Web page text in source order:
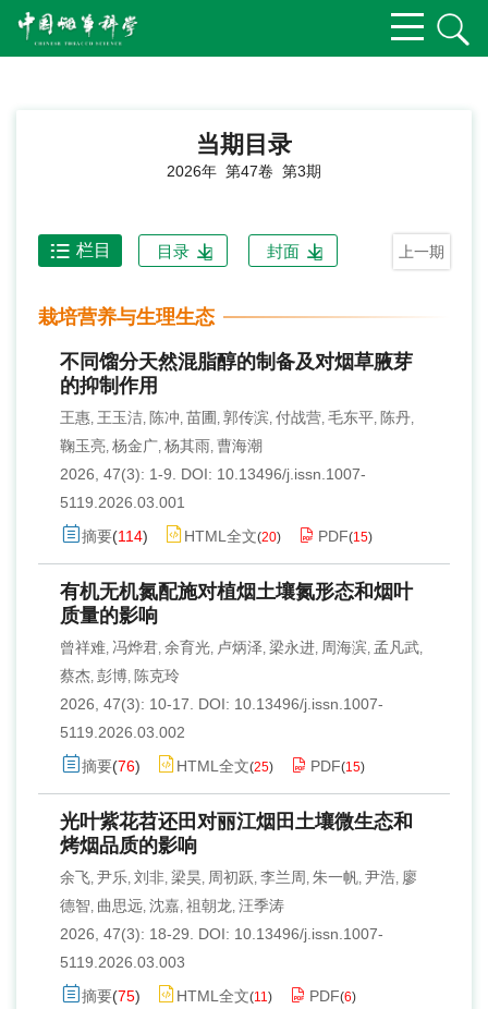
当期目录
2026年 第47卷 第3期
上一期
栏目 目录 封面
栽培营养与生理生态
不同馏分天然混脂醇的制备及对烟草腋芽
的抑制作用
王惠, 王玉洁, 陈冲, 苗圃 , 郭传滨, 付战营, 毛东平, 陈丹,
鞠玉亮, 杨金广, 杨其雨, 曹海潮
2026, 47(3): 1-9.
DOI: 10.13496/j.issn.1007-
5119.2026.03.001
摘要(114) HTML全文(20) PDF(15)
有机无机氮配施对植烟土壤氮形态和烟叶
质量的影响
曾祥难, 冯烨君, 余育光, 卢炳泽, 梁永进, 周海滨, 孟凡武,
蔡杰, 彭博, 陈克玲
2026, 47(3): 10-17.
DOI: 10.13496/j.issn.1007-
5119.2026.03.002
摘要(76) HTML全文(25) PDF(15)
光叶紫花苕还田对丽江烟田土壤微生态和
烤烟品质的影响
余飞, 尹乐, 刘非, 梁昊, 周初跃, 李兰周 , 朱一帆, 尹浩, 廖
德智, 曲思远, 沈嘉, 祖朝龙, 汪季涛
2026, 47(3): 18-29.
DOI: 10.13496/j.issn.1007-
5119.2026.03.003
摘要(75) HTML全文(11) PDF(6)